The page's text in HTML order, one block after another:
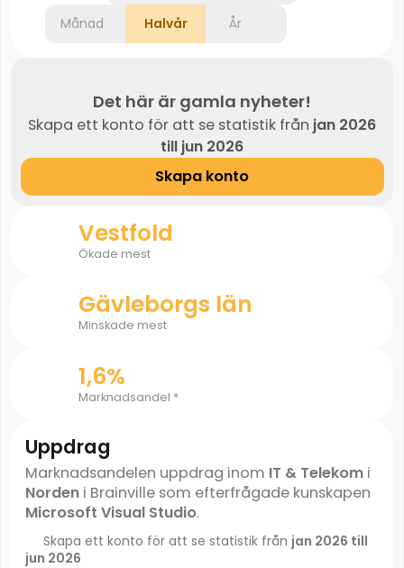
Månad Halvår År
Det här är gamla nyheter!
Skapa ett konto för att se statistik från jan 2026
till jun 2026
Skapa konto
Vestfold
Ökade mest
Gävleborgs län
Minskade mest
1,6%
Marknadsandel *
Uppdrag
Marknadsandelen uppdrag inom IT & Telekomi
Nordeni Brainville som efterfrågade kunskapen
Microsoft Visual Studio.
Skapa ett konto för att se statistik från jan 2026 till
jun 2026